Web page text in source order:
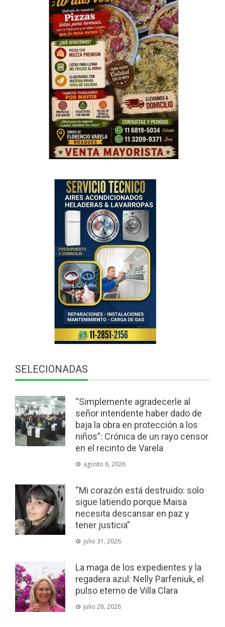
SELECIONADAS
“Simplemente agradecerle al
señor intendente haber dado de
baja la obra en protección a los
niños”: Crónica de un rayo censor
en el recinto de Varela
agosto 6, 2026
“Mi corazón está destruido: solo
sigue latiendo porque Maisa
necesita descansar en paz y
tener justicia”
julio 31, 2026
La maga de los expedientes y la
regadera azul: Nelly Parfeniuk, el
pulso eterno de Villa Clara
julio 28, 2026